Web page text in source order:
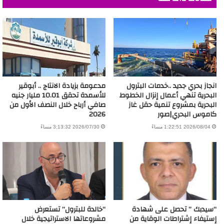
انجاز بحري جديد ..خدمات البترول
البحرية تنهي أعمال إنزال الخطوط
البحرية بمشروع تنمية حقل غاز
كاموس البحري|صور
2026/08/04 1:22:51 مساءً
مدعومة بزيادة الانتاج .. أبوقير
للأسمدة تحقق 10.01 مليار جنيه
صافي أرباح خلال النصف الأول من
2026
2026/07/30 3:13:32 مساءً
“سيدبك ” تحصل على شهادة
إستيفاء إشتراطات الوقاية من
“خالدة للبترول” تستعرض
مشروعاتها الاستراتيجية خلال